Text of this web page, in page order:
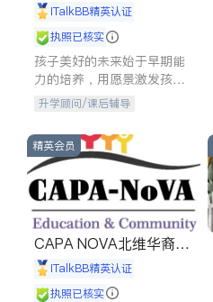
iTalkBB精英认证
执照已核实
孩子美好的未来始于早期能
力的培养，用愿景激发孩子
的学习潜力和动力。理念：
石。
升学顾问/课后辅导
精英会员
CAPA NOVA北维华裔家
长会iTalkBB精英认证
执照已核实